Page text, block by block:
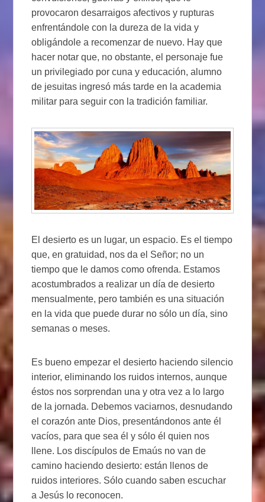
provocaron desarraigos afectivos y rupturas
enfrentándole con la dureza de la vida y
obligándole a recomenzar de nuevo. Hay que
hacer notar que, no obstante, el personaje fue
un privilegiado por cuna y educación, alumno
de jesuitas ingresó más tarde en la academia
militar para seguir con la tradición familiar.
El desierto es un lugar, un espacio. Es el tiempo
que, en gratuidad, nos da el Señor; no un
tiempo que le damos como ofrenda. Estamos
acostumbrados a realizar un día de desierto
mensualmente, pero también es una situación
en la vida que puede durar no sólo un día, sino
semanas o meses.
Es bueno empezar el desierto haciendo silencio
interior, eliminando los ruidos internos, aunque
éstos nos sorprendan una y otra vez a lo largo
de la jornada. Debemos vaciarnos, desnudando
el corazón ante Dios, presentándonos ante él
vacíos, para que sea él y sólo él quien nos
llene. Los discípulos de Emaús no van de
camino haciendo desierto: están llenos de
ruidos interiores. Sólo cuando saben escuchar
a Jesús lo reconocen.